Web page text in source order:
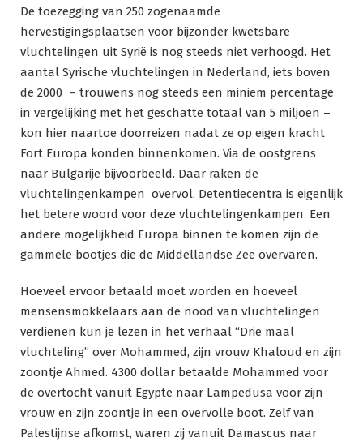
De toezegging van 250 zogenaamde
hervestigingsplaatsen voor bijzonder kwetsbare
vluchtelingen uit Syrië is nog steeds niet verhoogd. Het
aantal Syrische vluchtelingen in Nederland, iets boven
de 2000 – trouwens nog steeds een miniem percentage
in vergelijking met het geschatte totaal van 5 miljoen –
kon hier naartoe doorreizen nadat ze op eigen kracht
Fort Europa konden binnenkomen. Via de oostgrens
naar Bulgarije bijvoorbeeld. Daar raken de
vluchtelingenkampen overvol. Detentiecentra is eigenlijk
het betere woord voor deze vluchtelingenkampen. Een
andere mogelijkheid Europa binnen te komen zijn de
gammele bootjes die de Middellandse Zee overvaren.
Hoeveel ervoor betaald moet worden en hoeveel
mensensmokkelaars aan de nood van vluchtelingen
verdienen kun je lezen in het verhaal “Drie maal
vluchteling” over Mohammed, zijn vrouw Khaloud en zijn
zoontje Ahmed. 4300 dollar betaalde Mohammed voor
de overtocht vanuit Egypte naar Lampedusa voor zijn
vrouw en zijn zoontje in een overvolle boot. Zelf van
Palestijnse afkomst, waren zij vanuit Damascus naar